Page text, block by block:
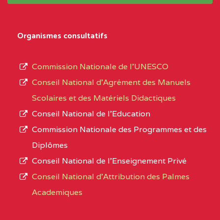
D'ENSEIGNEMENT
PROFESSIONNEL
(CEGEP) STE FOI BP
:4740 YAOUNDE
CENTRE
COLLEGE PANAFRICAIN
DE L'EXCELLENCE BP
CENTRE
COLLEGE PRIVE
type
L’offre
d’éducation
de
Organismes consultatifs
Commission Nationale de l’UNESCO
Conseil National d’Agrément des Manuels
Scolaires et des Matériels Didactiques
Conseil National de l’Education
Commission Nationale des Programmes et des
Diplômes
Conseil National de l’Enseignement Privé
Conseil National d'Attribution des Palmes
Academiques